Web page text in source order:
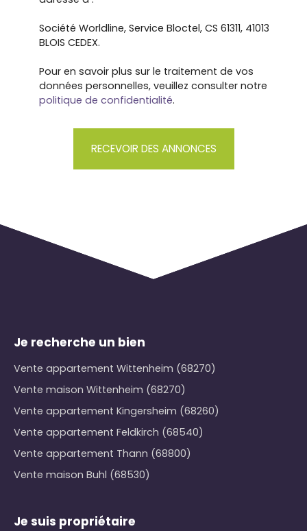
informations sur les risques auxquels ce bien est
exposé sont disponibles sur le site Géorisques :
ADASTRA IMMOBILIER S. A. S :• RCS de Colmar SIRET
845 178 425 00011 • Carte professionnelle n° CPI
6801 2019 000 039 460 délivrée par la CCI Alsace
fonds de commerce • Non détention de fonds •
Société Worldline, Service Bloctel, CS 61311, 41013
BLOIS CEDEX.
Pour en savoir plus sur le traitement de vos
données personnelles, veuillez consulter notre
politique de confidentialité.
RECEVOIR DES ANNONCES
Je recherche un bien
Vente appartement Wittenheim (68270)
Vente maison Wittenheim (68270)
Vente appartement Kingersheim (68260)
Vente appartement Feldkirch (68540)
Vente appartement Thann (68800)
Vente maison Buhl (68530)
Je suis propriétaire